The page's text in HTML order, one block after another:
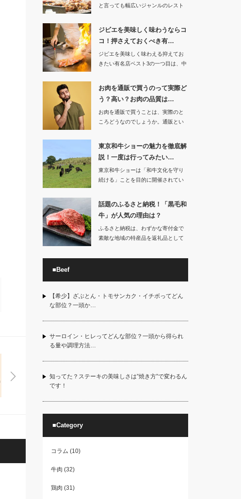
と言っても幅広いジャンルのレスト
ジビエを美味しく味わうならコ
コ！押さえておくべき有…
ジビエを美味しく味わえる抑えてお
きたい有名店ベスト3の一つ目は、中
お肉を通販で買うのって実際ど
う？高い？お肉の品質は…
お肉を通販で買うことは、実際のと
ころどうなのでしょうか。通販とい
東京和牛ショーの魅力を徹底解
説！一度は行ってみたい…
東京和牛ショーは「和牛文化を守り
続ける」ことを目的に開催されてい
話題のふるさと納税！「黒毛和
牛」が人気の理由は？
ふるさと納税は、わずかな寄付金で
素敵な地域の特産品を返礼品として
■Beef
【希少】ざぶとん・トモサンカク・イチボってどん
な部位？一頭か…
サーロイン・ヒレってどんな部位？一頭から得られ
る量や調理方法…
知ってた？ステーキの美味しさは”焼き方”で変わるん
です！
■Category
コラム (10)
牛肉 (32)
鶏肉 (31)